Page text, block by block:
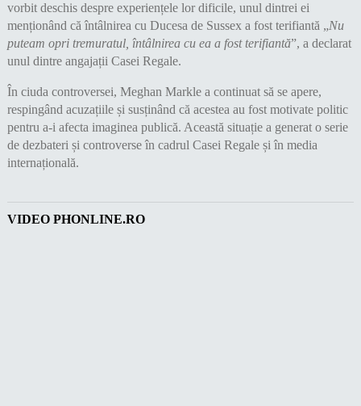
vorbit deschis despre experiențele lor dificile, unul dintrei ei
menționând că întâlnirea cu Ducesa de Sussex a fost terifiantă „Nu
puteam opri tremuratul, întâlnirea cu ea a fost terifiantă”, a declarat
unul dintre angajații Casei Regale.
În ciuda controversei, Meghan Markle a continuat să se apere,
respingând acuzațiile și susținând că acestea au fost motivate politic
pentru a-i afecta imaginea publică. Această situație a generat o serie
de dezbateri și controverse în cadrul Casei Regale și în media
internațională.
VIDEO PHONLINE.RO